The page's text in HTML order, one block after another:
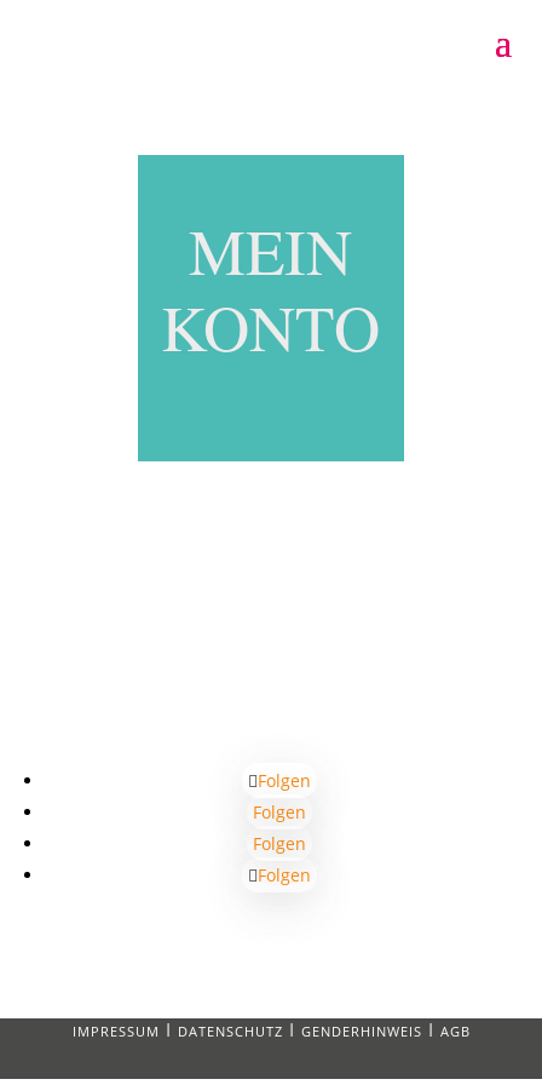
MEIN
KONTO
Folgen
Folgen
Folgen
Folgen
IMPRESSUM I DATENSCHUTZ I GENDERHINWEIS I AGB